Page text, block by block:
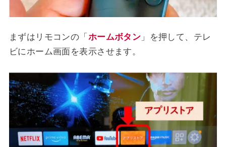
まずはリモコンの「 ホームボタン 」を押して、テレ
ビにホーム画面を表示させます。